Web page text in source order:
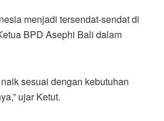
menjadi tersendat-sendat di
BPD Asephi Bali dalam
sesuai dengan kebutuhan
ujar Ketut.